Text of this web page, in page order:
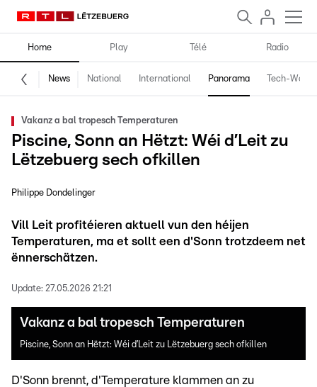
Home Play Télé Radio
News National International Panorama Tech-World
Vakanz a bal tropesch Temperaturen
Piscine, Sonn an Hëtzt: Wéi d’Leit zu
Lëtzebuerg sech ofkillen
Philippe Dondelinger
Vill Leit profitéieren aktuell vun den héijen
Temperaturen, ma et sollt een d'Sonn trotzdeem net
ënnerschätzen.
Update: 27.05.2026 21:21
Vakanz a bal tropesch Temperaturen
Piscine, Sonn an Hëtzt: Wéi d’Leit zu Lëtzebuerg sech ofkillen
D'Sonn brennt, d'Temperature klammen an zu